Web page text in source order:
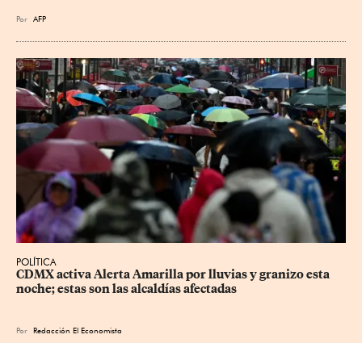
Por AFP
POLÍTICA
CDMX activa Alerta Amarilla por lluvias y granizo esta
noche; estas son las alcaldías afectadas
Por Redacción El Economista